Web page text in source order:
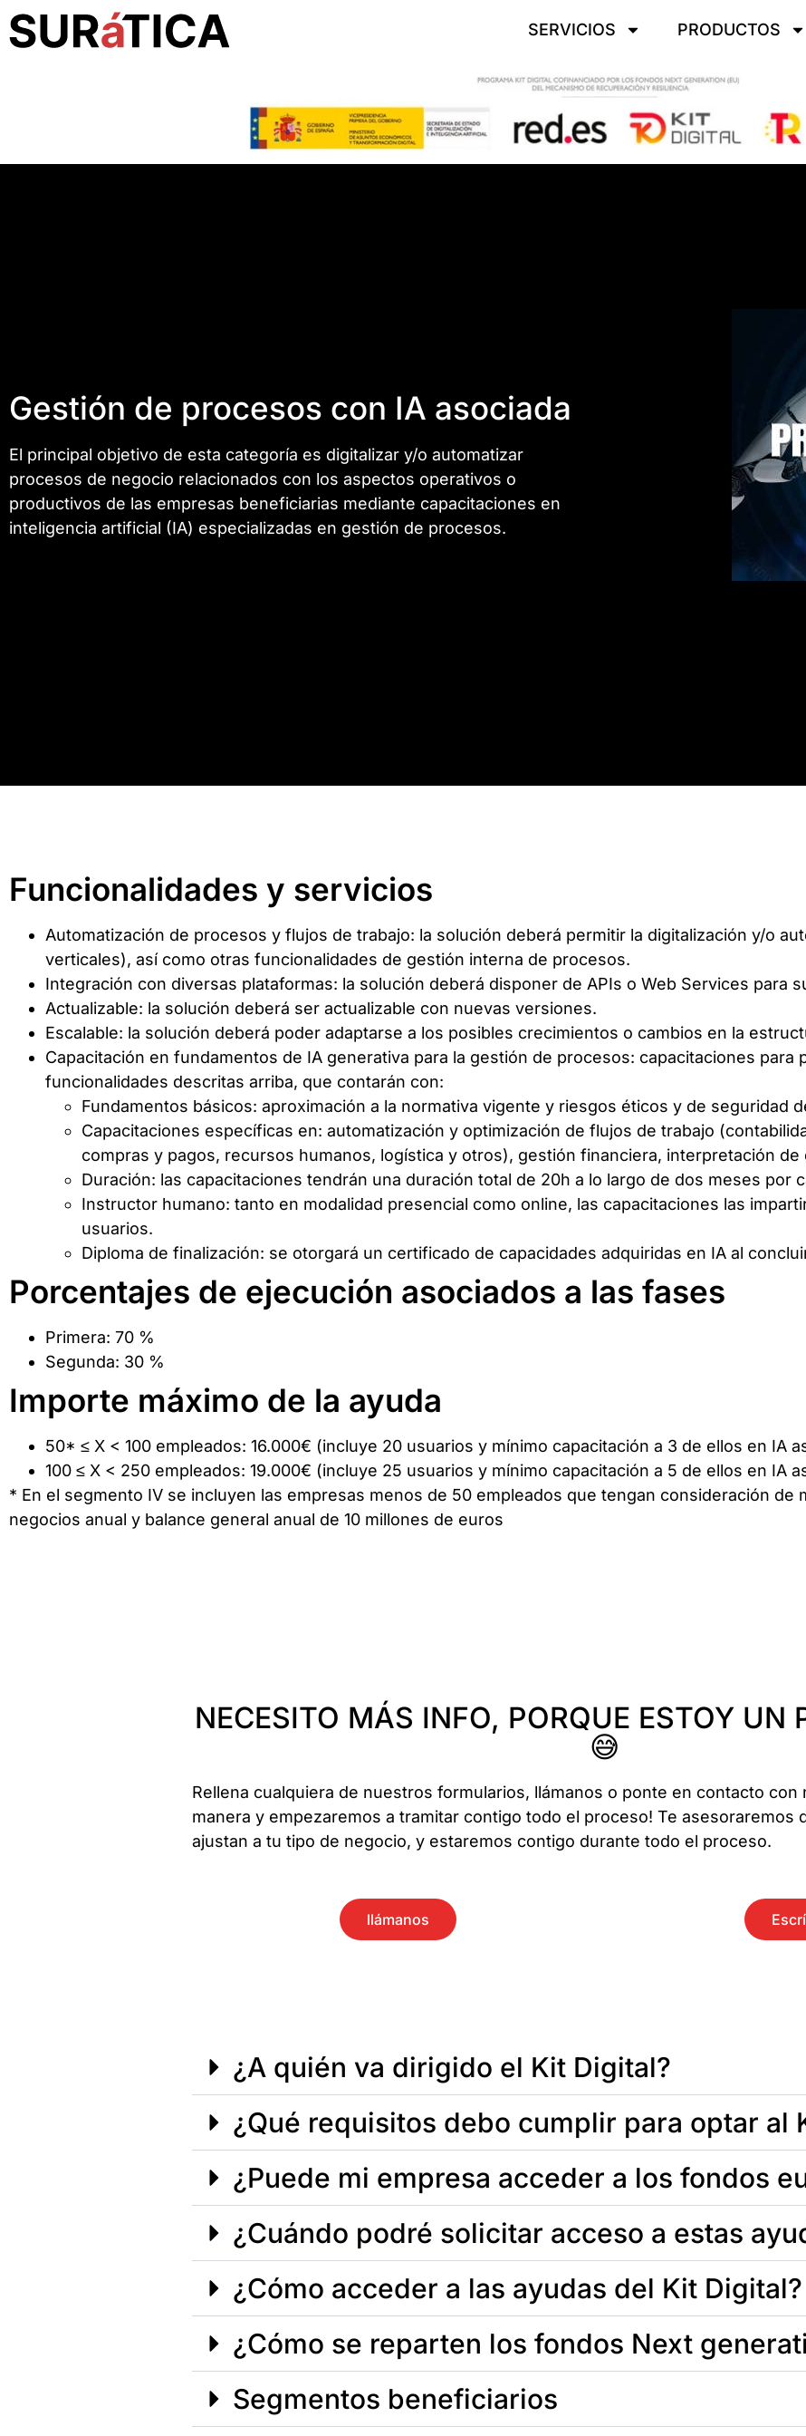
SERVICIOS PRODUCTOS
Gestión de procesos con IA asociada
El principal objetivo de esta categoría es digitalizar y/o automatizar
procesos de negocio relacionados con los aspectos operativos o
productivos de las empresas beneficiarias mediante capacitaciones en
inteligencia artificial (IA) especializadas en gestión de procesos.
Funcionalidades y servicios
Automatización de procesos y flujos de trabajo: la solución deberá permitir la digitalización y/o
verticales), así como otras funcionalidades de gestión interna de procesos.
Integración con diversas plataformas: la solución deberá disponer de APIs o Web Services para
Actualizable: la solución deberá ser actualizable con nuevas versiones.
Escalable: la solución deberá poder adaptarse a los posibles crecimientos o cambios en la
Capacitación en fundamentos de IA generativa para la gestión de procesos: capacitaciones para
funcionalidades descritas arriba, que contarán con:
Fundamentos básicos: aproximación a la normativa vigente y riesgos éticos y de seguridad
Capacitaciones específicas en: automatización y optimización de flujos de trabajo
compras y pagos, recursos humanos, logística y otros), gestión financiera, interpretación
Duración: las capacitaciones tendrán una duración total de 20h a lo largo de dos meses
Instructor humano: tanto en modalidad presencial como online, las capacitaciones las
usuarios.
Diploma de finalización: se otorgará un certificado de capacidades adquiridas en IA al
Porcentajes de ejecución asociados a las fases
Primera: 70 %
Segunda: 30 %
Importe máximo de la ayuda
50* ≤ X < 100 empleados: 16.000€ (incluye 20 usuarios y mínimo capacitación a 3 de ellos en IA
100 ≤ X < 250 empleados: 19.000€ (incluye 25 usuarios y mínimo capacitación a 5 de ellos en IA
* En el segmento IV se incluyen las empresas menos de 50 empleados que tengan consideración de
negocios anual y balance general anual de 10 millones de euros
NECESITO MÁS INFO, PORQUE ESTOY UN
😅
Rellena cualquiera de nuestros formularios, llámanos o ponte en contacto
manera y empezaremos a tramitar contigo todo el proceso! Te asesoraremos
ajustan a tu tipo de negocio, y estaremos contigo durante todo el proceso.
llámanos
¿A quién va dirigido el Kit Digital?
¿Qué requisitos debo cumplir para optar al
¿Puede mi empresa acceder a los fondos
¿Cuándo podré solicitar acceso a estas
¿Cómo acceder a las ayudas del Kit Digital?
¿Cómo se reparten los fondos Next
Segmentos beneficiarios